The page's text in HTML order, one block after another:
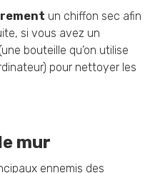
un chiffon sec afin
si vous avez un
(une bouteille qu’on utilise
pour nettoyer les
mur
ennemis des